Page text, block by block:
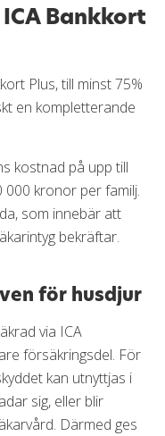
Bankkort
Plus, till minst 75%
en kompletterande
kostnad på upp till
kronor per familj.
som innebär att
bekräftar.
för husdjur
via ICA
försäkringsdel. För
kan utnyttjas i
sig, eller blir
Därmed ges